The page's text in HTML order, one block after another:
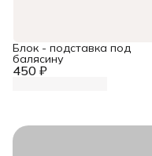
450 ₽
Блок - подставка под
балясину